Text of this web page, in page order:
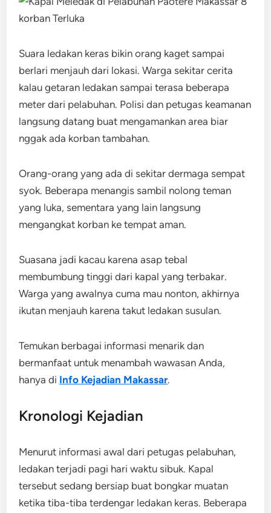
Suara ledakan keras bikin orang kaget sampai
berlari menjauh dari lokasi. Warga sekitar cerita
kalau getaran ledakan sampai terasa beberapa
meter dari pelabuhan. Polisi dan petugas keamanan
langsung datang buat mengamankan area biar
nggak ada korban tambahan.
Orang-orang yang ada di sekitar dermaga sempat
syok. Beberapa menangis sambil nolong teman
yang luka, sementara yang lain langsung
mengangkat korban ke tempat aman.
Suasana jadi kacau karena asap tebal
membumbung tinggi dari kapal yang terbakar.
Warga yang awalnya cuma mau nonton, akhirnya
ikutan menjauh karena takut ledakan susulan.
Temukan berbagai informasi menarik dan
bermanfaat untuk menambah wawasan Anda,
hanya di Info Kejadian Makassar.
Kronologi Kejadian
Menurut informasi awal dari petugas pelabuhan,
ledakan terjadi pagi hari waktu sibuk. Kapal
tersebut sedang bersiap buat bongkar muatan
ketika tiba-tiba terdengar ledakan keras. Beberapa